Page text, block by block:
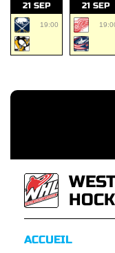
21 SEP
19:00
21 SEP
ACCUEIL